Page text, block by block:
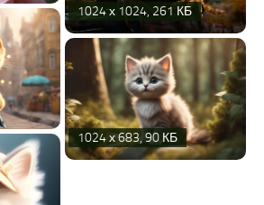
1024 х 1024, 261 КБ
1024 х 683, 90 КБ